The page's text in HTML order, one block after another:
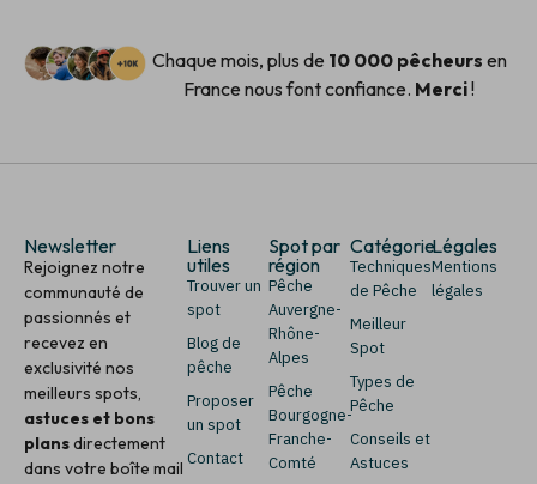
Chaque mois, plus de 10 000 pêcheurs en
France nous font confiance. Merci!
Newsletter
Rejoignez notre
communauté de
passionnés et
recevez en
exclusivité nos
meilleurs spots,
astuces et bons
plansdirectement
dans votre boîte mail
Liens
utiles
Trouver un
spot
Blog de
pêche
Proposer
un spot
Contact
Spot par
région
Pêche
Auvergne-
Rhône-
Alpes
Pêche
Bourgogne-
Franche-
Comté
Catégorie
Techniques
de Pêche
Meilleur
Spot
Types de
Pêche
Conseils et
Astuces
Légales
Mentions
légales